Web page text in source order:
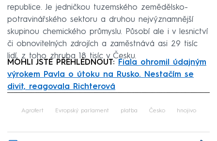
republice. Je jedničkou tuzemského zemědělsko-
potravinářského sektoru a druhou nejvýznamnější
skupinou chemického průmyslu. Působí ale i v lesnictví
či obnovitelných zdrojích a zaměstnává asi 29 tisíc
lidí, z toho zhruba 18 tisíc v Česku.
MOHLI JSTE PŘEHLÉDNOUT:
Fiala ohromil údajným
výrokem Pavla o útoku na Rusko. Nestačím se
divit, reagovala Richterová
Agrofert Evropský parlament platba Česko hnojivo